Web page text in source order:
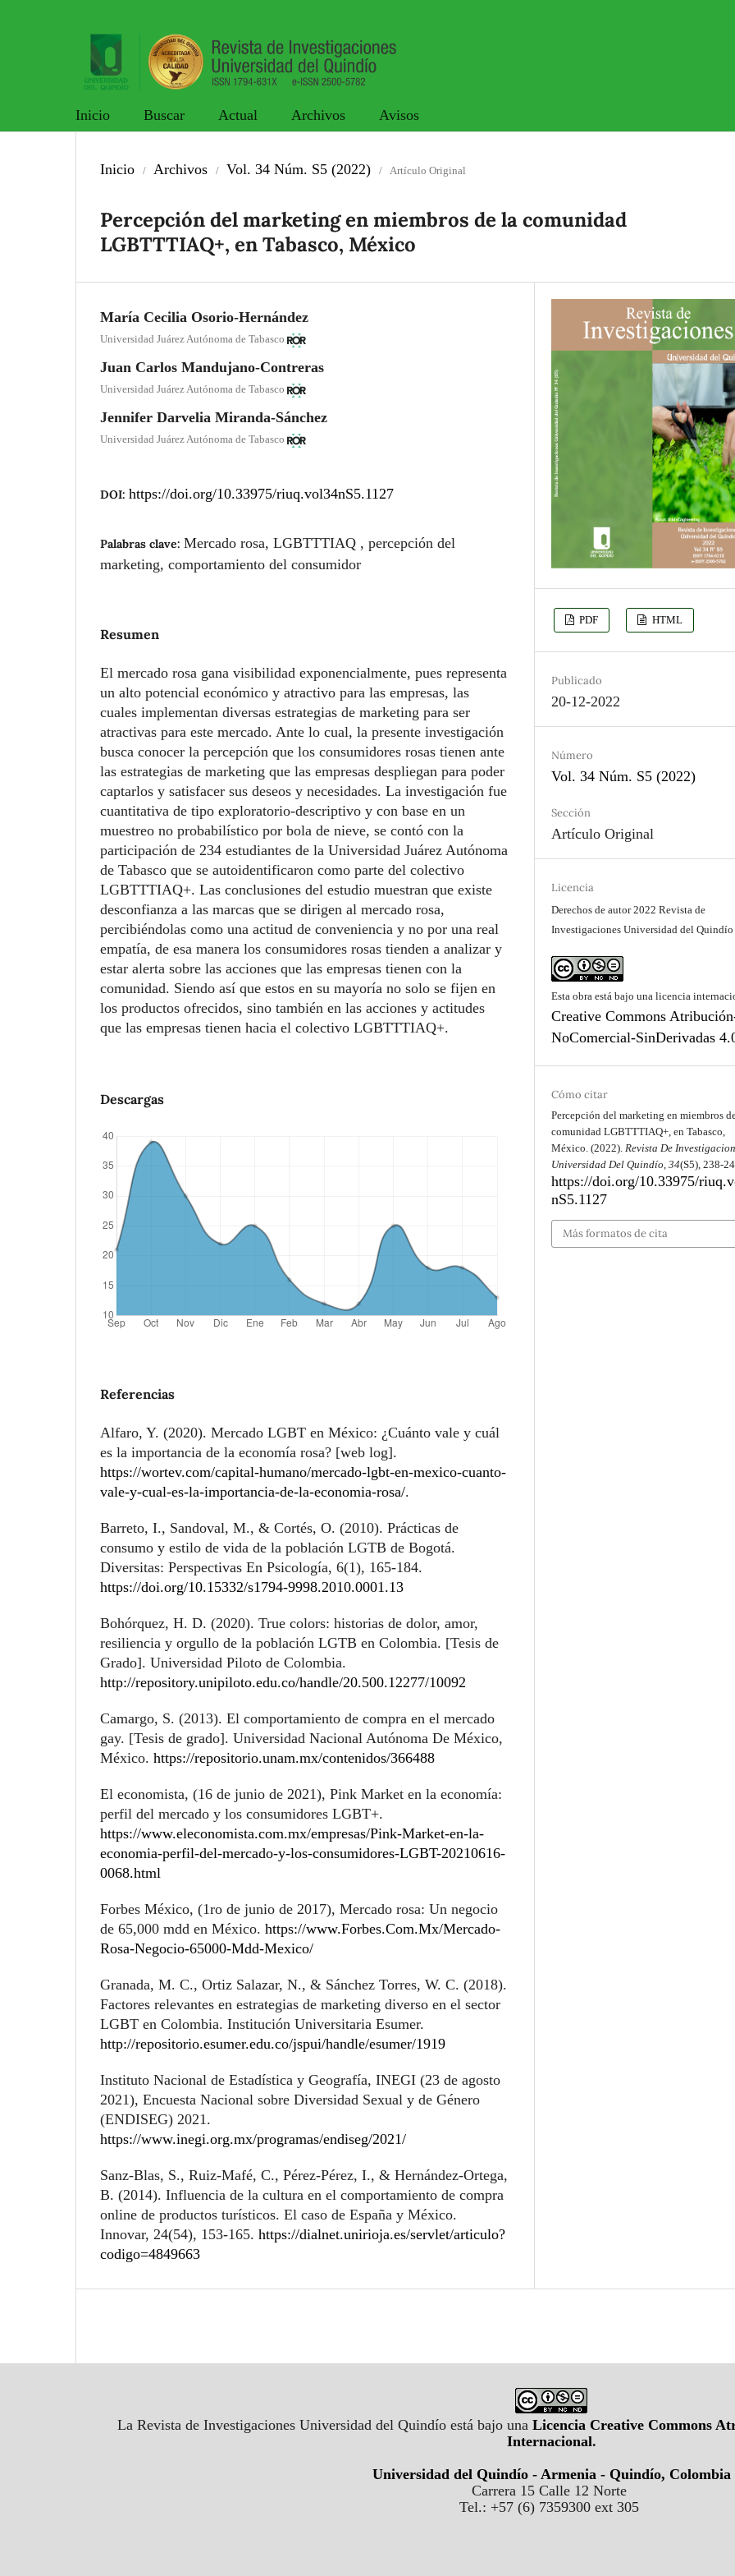
Inicio Buscar Actual Archivos Avisos
Inicio / Archivos / Vol. 34 Núm. S5 (2022) / Artículo Original
Percepción del marketing en miembros de la comunidad
LGBTTTIAQ+, en Tabasco, México
María Cecilia Osorio-Hernández
Universidad Juárez Autónoma de Tabasco
Juan Carlos Mandujano-Contreras
Universidad Juárez Autónoma de Tabasco
Jennifer Darvelia Miranda-Sánchez
Universidad Juárez Autónoma de Tabasco
DOI: https://doi.org/10.33975/riuq.vol34nS5.1127
Palabras clave: Mercado rosa, LGBTTTIAQ , percepción del
marketing, comportamiento del consumidor
Resumen
El mercado rosa gana visibilidad exponencialmente, pues representa
un alto potencial económico y atractivo para las empresas, las
cuales implementan diversas estrategias de marketing para ser
atractivas para este mercado. Ante lo cual, la presente investigación
busca conocer la percepción que los consumidores rosas tienen ante
las estrategias de marketing que las empresas despliegan para poder
captarlos y satisfacer sus deseos y necesidades. La investigación fue
cuantitativa de tipo exploratorio-descriptivo y con base en un
muestreo no probabilístico por bola de nieve, se contó con la
participación de 234 estudiantes de la Universidad Juárez Autónoma
de Tabasco que se autoidentificaron como parte del colectivo
LGBTTTIAQ+. Las conclusiones del estudio muestran que existe
desconfianza a las marcas que se dirigen al mercado rosa,
percibiéndolas como una actitud de conveniencia y no por una real
empatía, de esa manera los consumidores rosas tienden a analizar y
estar alerta sobre las acciones que las empresas tienen con la
comunidad. Siendo así que estos en su mayoría no solo se fijen en
los productos ofrecidos, sino también en las acciones y actitudes
que las empresas tienen hacia el colectivo LGBTTTIAQ+.
Descargas
Referencias
Alfaro, Y. (2020). Mercado LGBT en México: ¿Cuánto vale y cuál
es la importancia de la economía rosa? [web log].
https://wortev.com/capital-humano/mercado-lgbt-en-mexico-cuanto-
vale-y-cual-es-la-importancia-de-la-economia-rosa/.
Barreto, I., Sandoval, M., & Cortés, O. (2010). Prácticas de
consumo y estilo de vida de la población LGTB de Bogotá.
Diversitas: Perspectivas En Psicología, 6(1), 165-184.
https://doi.org/10.15332/s1794-9998.2010.0001.13
Bohórquez, H. D. (2020). True colors: historias de dolor, amor,
resiliencia y orgullo de la población LGTB en Colombia. [Tesis de
Grado]. Universidad Piloto de Colombia.
http://repository.unipiloto.edu.co/handle/20.500.12277/10092
Camargo, S. (2013). El comportamiento de compra en el mercado
gay. [Tesis de grado]. Universidad Nacional Autónoma De México,
México. https://repositorio.unam.mx/contenidos/366488
El economista, (16 de junio de 2021), Pink Market en la economía:
perfil del mercado y los consumidores LGBT+.
https://www.eleconomista.com.mx/empresas/Pink-Market-en-la-
economia-perfil-del-mercado-y-los-consumidores-LGBT-20210616-
0068.html
Forbes México, (1ro de junio de 2017), Mercado rosa: Un negocio
de 65,000 mdd en México. https://www.Forbes.Com.Mx/Mercado-
Rosa-Negocio-65000-Mdd-Mexico/
Granada, M. C., Ortiz Salazar, N., & Sánchez Torres, W. C. (2018).
Factores relevantes en estrategias de marketing diverso en el sector
LGBT en Colombia. Institución Universitaria Esumer.
http://repositorio.esumer.edu.co/jspui/handle/esumer/1919
Instituto Nacional de Estadística y Geografía, INEGI (23 de agosto
2021), Encuesta Nacional sobre Diversidad Sexual y de Género
(ENDISEG) 2021.
https://www.inegi.org.mx/programas/endiseg/2021/
Sanz-Blas, S., Ruiz-Mafé, C., Pérez-Pérez, I., & Hernández-Ortega,
B. (2014). Influencia de la cultura en el comportamiento de compra
online de productos turísticos. El caso de España y México.
Innovar, 24(54), 153-165. https://dialnet.unirioja.es/servlet/articulo?
codigo=4849663
PDF HTML
Publicado
20-12-2022
Número
Vol. 34 Núm. S5 (2022)
Sección
Artículo Original
Licencia
Derechos de autor 2022 Revista de
Investigaciones Universidad del Quindío
Esta obra está bajo una licencia
Creative Commons
NoComercial-SinDerivadas
Cómo citar
Percepción del marketing en miembros
comunidad LGBTTTIAQ+, en Tabasco,
México. (2022). Revista De
Universidad Del Quindío ,34(S5), 238-
https://doi.org/10.33975/
nS5.1127
Más formatos de cita
La Revista de Investigaciones Universidad del Quindío está bajo una Licencia Creative Commons
Internacional.
Universidad del Quindío - Armenia - Quindío, Colombia
Carrera 15 Calle 12 Norte
Tel.: +57 (6) 7359300 ext 305